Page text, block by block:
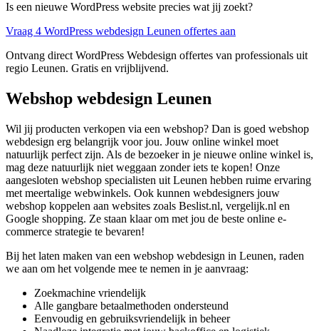
Is een nieuwe WordPress website precies wat jij zoekt?
Vraag 4 WordPress webdesign Leunen offertes aan
Ontvang direct WordPress Webdesign offertes van professionals uit
regio Leunen. Gratis en vrijblijvend.
Webshop webdesign Leunen
Wil jij producten verkopen via een webshop? Dan is goed webshop
webdesign erg belangrijk voor jou. Jouw online winkel moet
natuurlijk perfect zijn. Als de bezoeker in je nieuwe online winkel is,
mag deze natuurlijk niet weggaan zonder iets te kopen! Onze
aangesloten webshop specialisten uit Leunen hebben ruime ervaring
met meertalige webwinkels. Ook kunnen webdesigners jouw
webshop koppelen aan websites zoals Beslist.nl, vergelijk.nl en
Google shopping. Ze staan klaar om met jou de beste online e-
commerce strategie te bevaren!
Bij het laten maken van een webshop webdesign in Leunen, raden
we aan om het volgende mee te nemen in je aanvraag:
Zoekmachine vriendelijk
Alle gangbare betaalmethoden ondersteund
Eenvoudig en gebruiksvriendelijk in beheer